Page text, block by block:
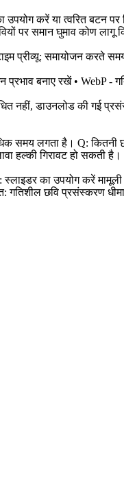
करें या त्वरित बटन पर
पर समान घुमाव कोण लागू
टाइम प्रीव्यू: समायोजन
बनाए रखें • WebP
नहीं, डाउनलोड की
समय लगता है। Q:
हल्की गिरावट हो सकती है।
का उपयोग करें
छवि प्रसंस्करण